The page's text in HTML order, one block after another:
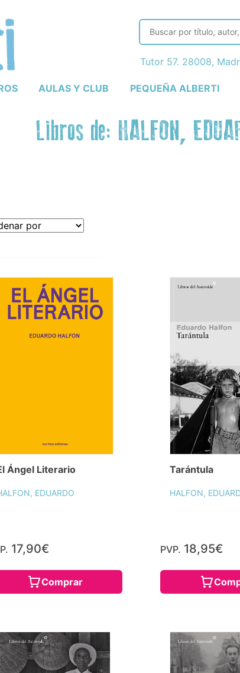
AULAS Y CLUB PEQUEÑA ALBERTI
Tutor 57. 28008,
Libros de: HALFON,
Ángel Literario
EDUARDO
17,90€
Comprar
Tarántula
HALFON,
PVP. 18,95€